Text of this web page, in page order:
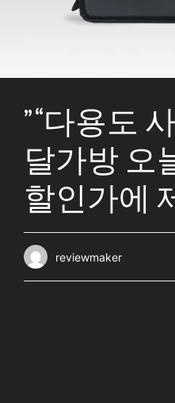
” “다용도
달가방 오
할인가에
reviewmaker